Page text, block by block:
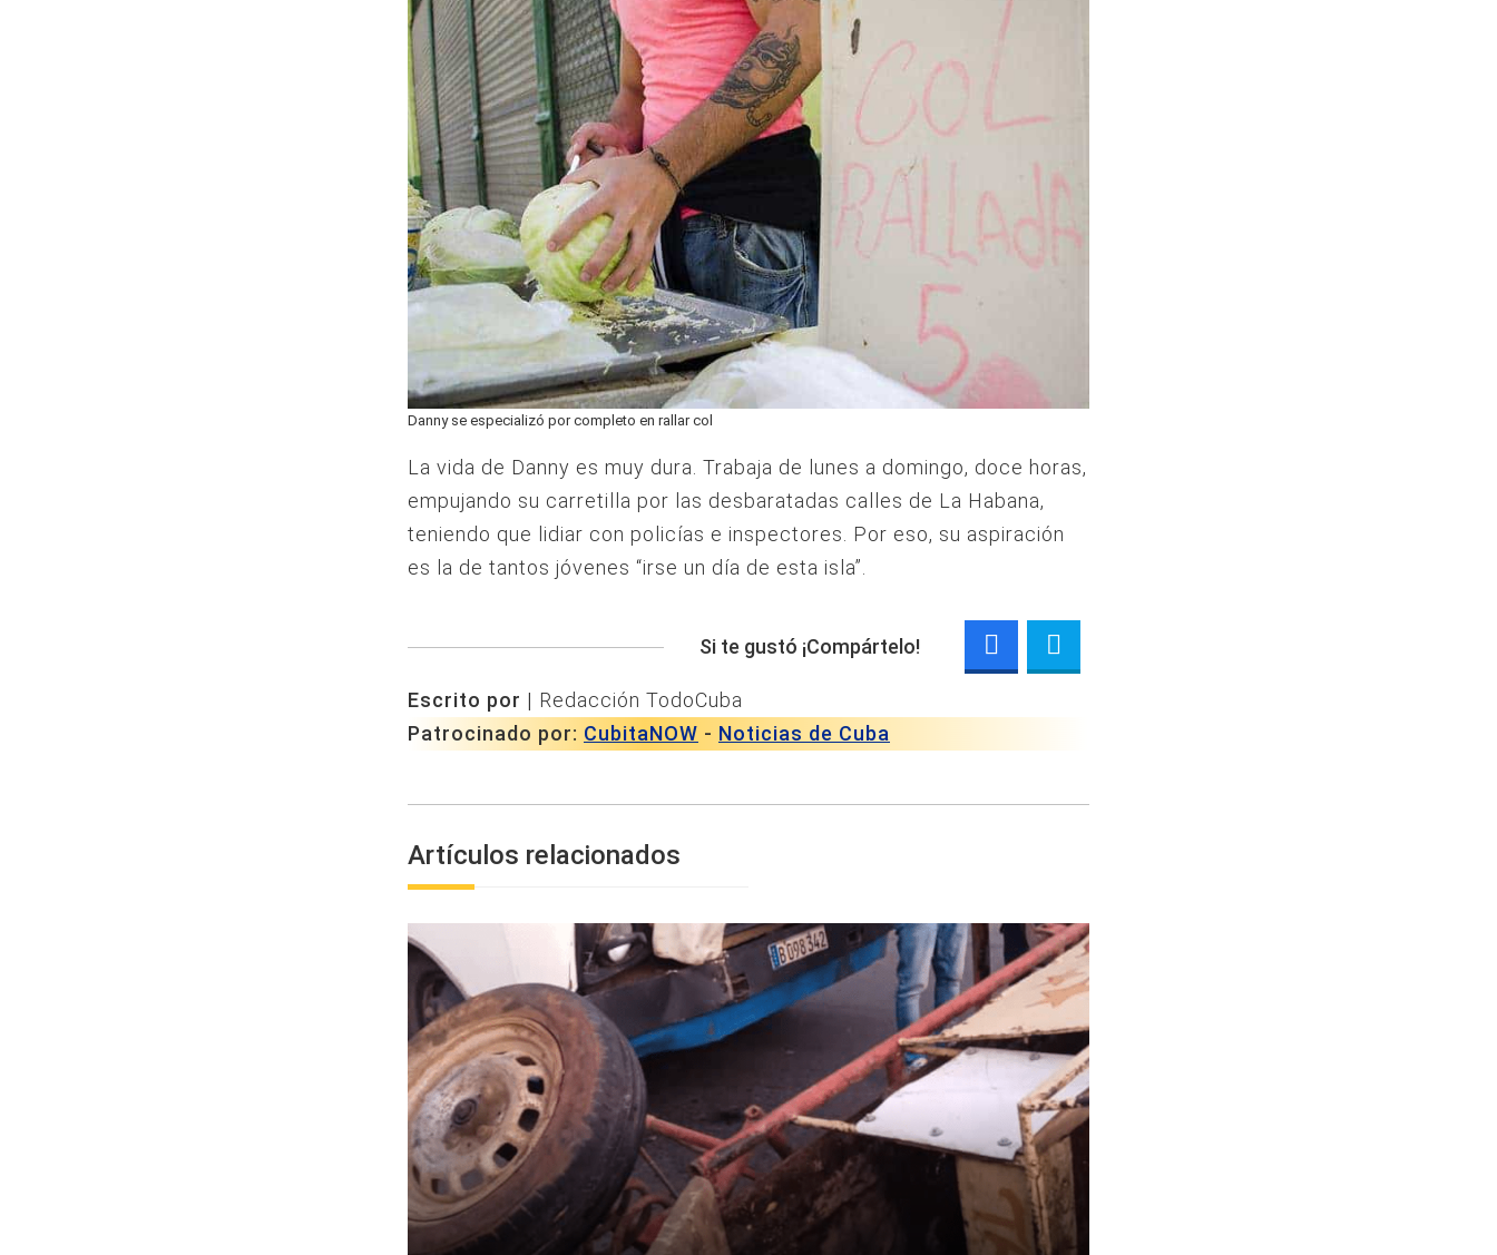
Danny se especializó por completo en rallar col
La vida de Danny es muy dura. Trabaja de lunes a domingo, doce horas,
empujando su carretilla por las desbaratadas calles de La Habana,
teniendo que lidiar con policías e inspectores. Por eso, su aspiración
es la de tantos jóvenes “irse un día de esta isla”.
Si te gustó ¡Compártelo!
Escrito por | Redacción TodoCuba
Patrocinado por: CubitaNOW - Noticias de Cuba
Artículos relacionados